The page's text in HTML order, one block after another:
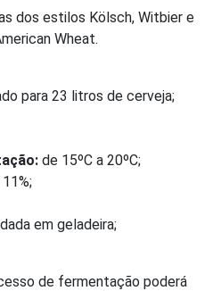
dos estilos Kölsch, Witbier e
Wheat.
para 23 litros de cerveja;
de 15ºC a 20ºC;
em geladeira;
de fermentação poderá